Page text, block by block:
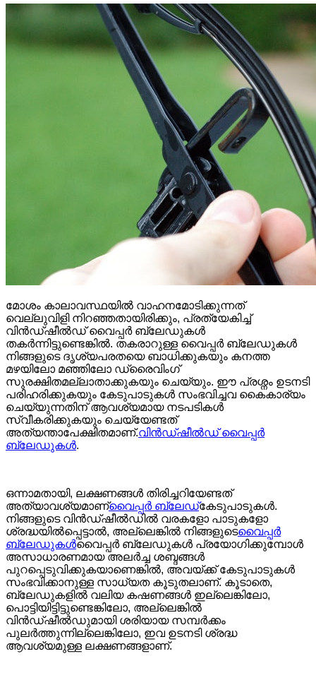
മോശം കാലാവസ്ഥയിൽ വാഹനമോടിക്കുന്നത്
വെല്ലുവിളി നിറഞ്ഞതായിരിക്കും, പ്രത്യേകിച്ച്
വിൻഡ്‌ഷീൽഡ് വൈപ്പർ ബ്ലേഡുകൾ
തകർന്നിട്ടുണ്ടെങ്കിൽ. തകരാറുള്ള വൈപ്പർ ബ്ലേഡുകൾ
നിങ്ങളുടെ ദൃശ്യപരതയെ ബാധിക്കുകയും കനത്ത
മഴയിലോ മഞ്ഞിലോ ഡ്രൈവിംഗ്
സുരക്ഷിതമല്ലാതാക്കുകയും ചെയ്യും. ഈ പ്രശ്നം ഉടനടി
പരിഹരിക്കുകയും കേടുപാടുകൾ സംഭവിച്ചവ കൈകാര്യം
ചെയ്യുന്നതിന് ആവശ്യമായ നടപടികൾ
സ്വീകരിക്കുകയും ചെയ്യേണ്ടത്
അത്യന്താപേക്ഷിതമാണ്.വിൻഡ്ഷീൽഡ് വൈപ്പർ
ബ്ലേഡുകൾ.
ഒന്നാമതായി, ലക്ഷണങ്ങൾ തിരിച്ചറിയേണ്ടത്
അത്യാവശ്യമാണ്വൈപ്പർ ബ്ലേഡ്കേടുപാടുകൾ.
നിങ്ങളുടെ വിൻഡ്‌ഷീൽഡിൽ വരകളോ പാടുകളോ
ശ്രദ്ധയിൽപ്പെട്ടാൽ, അല്ലെങ്കിൽ നിങ്ങളുടെവൈപ്പർ
ബ്ലേഡുകൾവൈപ്പർ ബ്ലേഡുകൾ പ്രയോഗിക്കുമ്പോൾ
അസാധാരണമായ അലർച്ച ശബ്ദങ്ങൾ
പുറപ്പെടുവിക്കുകയാണെങ്കിൽ, അവയ്ക്ക് കേടുപാടുകൾ
സംഭവിക്കാനുള്ള സാധ്യത കൂടുതലാണ്. കൂടാതെ,
ബ്ലേഡുകളിൽ വലിയ കഷണങ്ങൾ ഇല്ലെങ്കിലോ,
പൊട്ടിയിട്ടിട്ടുണ്ടെങ്കിലോ, അല്ലെങ്കിൽ
വിൻഡ്‌ഷീൽഡുമായി ശരിയായ സമ്പർക്കം
പുലർത്തുന്നില്ലെങ്കിലോ, ഇവ ഉടനടി ശ്രദ്ധ
ആവശ്യമുള്ള ലക്ഷണങ്ങളാണ്.